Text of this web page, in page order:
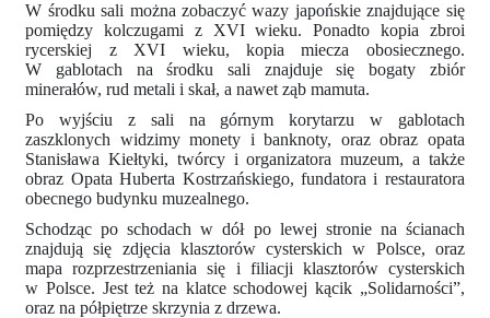
W środku sali można zobaczyć wazy japońskie znajdujące się
pomiędzy kolczugami z XVI wieku. Ponadto kopia zbroi
rycerskiej z XVI wieku, kopia miecza obosiecznego.
W gablotach na środku sali znajduje się bogaty zbiór
minerałów, rud metali i skał, a nawet ząb mamuta.
Po wyjściu z sali na górnym korytarzu w gablotach
zaszklonych widzimy monety i banknoty, oraz obraz opata
Stanisława Kiełtyki, twórcy i organizatora muzeum, a także
obraz Opata Huberta Kostrzańskiego, fundatora i restauratora
obecnego budynku muzealnego.
Schodząc po schodach w dół po lewej stronie na ścianach
znajdują się zdjęcia klasztorów cysterskich w Polsce, oraz
mapa rozprzestrzeniania się i filiacji klasztorów cysterskich
w Polsce. Jest też na klatce schodowej kącik „Solidarności”,
oraz na półpiętrze skrzynia z drzewa.